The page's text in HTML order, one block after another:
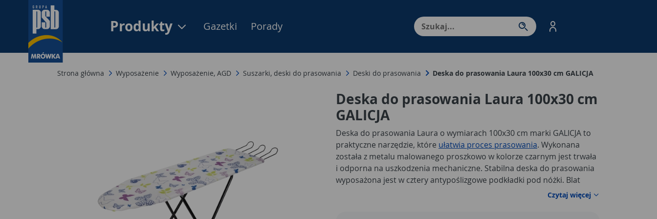
Produkty Menu Produktów, nawigacja: Enter - przejdź do strony produktów. Spacja – otwórz/
Gazetki Porady
Strona główna Wyposażenie Wyposażenie, AGD Suszarki, deski do prasowania Deski do prasowania Deska do prasowania Laura 100x30 cm GALICJA
Deska do prasowania Laura 100x30 cm
GALICJA
Deska do prasowania Laura o wymiarach 100x30 cm marki GALICJA to
praktyczne narzędzie, które ułatwia proces prasowania. Wykonana
została z metalu malowanego proszkowo w kolorze czarnym jest trwała
i odporna na uszkodzenia mechaniczne. Stabilna deska do prasowania
wyposażona jest w cztery antypoślizgowe podkładki pod nóżki. Blat
wykonano z płyty wiórowej ochraniającej przedmiot przed zginaniem.
Czytaj więcej